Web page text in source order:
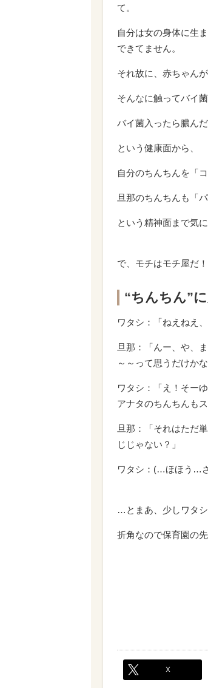
て。
自分は女の身体に生
できてません。
それ故に、赤ちゃん
そんなに触ってバイ
バイ菌入ったら膿ん
という健康面から、
自分のちんちんを「
旦那のちんちんも「
という精神面まで気
で、モチはモチ屋だ
“ちんちん”
ワタシ：「ねえねえ
旦那：「んー、や、
～～って思うだけかな
ワタシ：「え！そー
アナタのちんちんも
旦那：「それはただ
じじゃない？」
ワタシ：(…ほほう…
…とまあ、少しワタ
折角なので保育園の
X